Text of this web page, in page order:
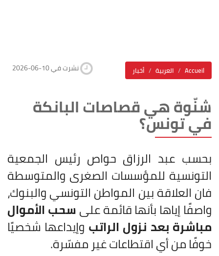
أخبار العربية Accueil 2026-06-10 نشرت في
شنّوة هي قصاصات البانكة
في تونس؟
بحسب عبد الرزاق حواص رئيس الجمعية
التونسية للمؤسسات الصغرى والمتوسطة
فان العلاقة بين المواطن التونسي والبنوك،
واصفًا إياها بأنها قائمة علىسحب الأموال
مباشرة بعد نزول الراتب وإيداعها شخصيًا
خوفًا من أي اقتطاعات غير مفسّرة.